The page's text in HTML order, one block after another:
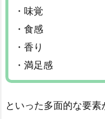
・味覚
・食感
・香り
・満足感
といった多面的な要素